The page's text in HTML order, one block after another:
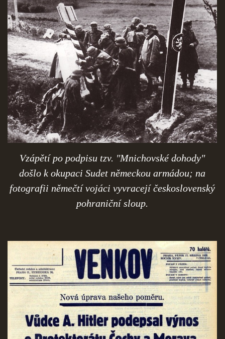
Vzápětí po podpisu tzv. "Mnichovské dohody"
došlo k okupaci Sudet německou armádou; na
fotografii němečtí vojáci vyvracejí československý
pohraniční sloup.